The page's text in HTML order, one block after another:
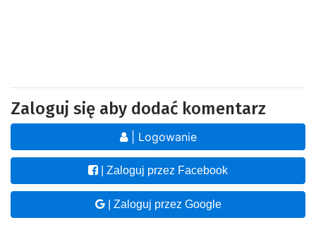
Zaloguj się aby dodać komentarz
| Logowanie
| Zaloguj przez Facebook
| Zaloguj przez Google